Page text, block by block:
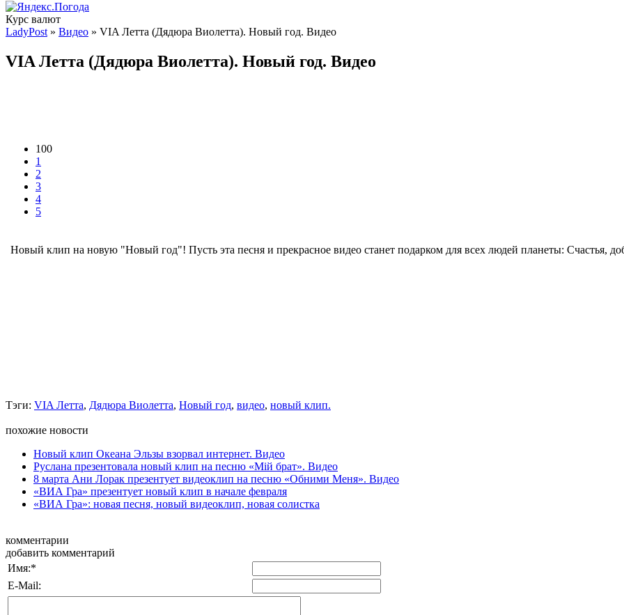
Курс валют
LadyPost » Видео » VIA Летта (Дядюра Виолетта). Новый год. Видео
VIA Летта (Дядюра Виолетта). Новый год. Видео
100
1
2
3
4
5
Новый клип на новую "Новый год"! Пусть эта песня и прекрасное видео станет подарком для всех людей планеты:
Тэги: VIA Летта, Дядюра Виолетта, Новый год, видео, новый клип.
похожие новости
Новый клип Океана Эльзы взорвал интернет. Видео
Руслана презентовала новый клип на песню «Мій брат». Видео
8 марта Ани Лорак презентует видеоклип на песню «Обними Меня». Видео
«ВИА Гра» презентует новый клип в начале февраля
«ВИА Гра»: новая песня, новый видеоклип, новая солистка
комментарии
добавить комментарий
Имя:*
E-Mail: